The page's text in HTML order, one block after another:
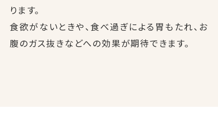
ります。
食欲がないときや、食べ過ぎによる胃もたれ、お
腹のガス抜きなどへの効果が期待できます。